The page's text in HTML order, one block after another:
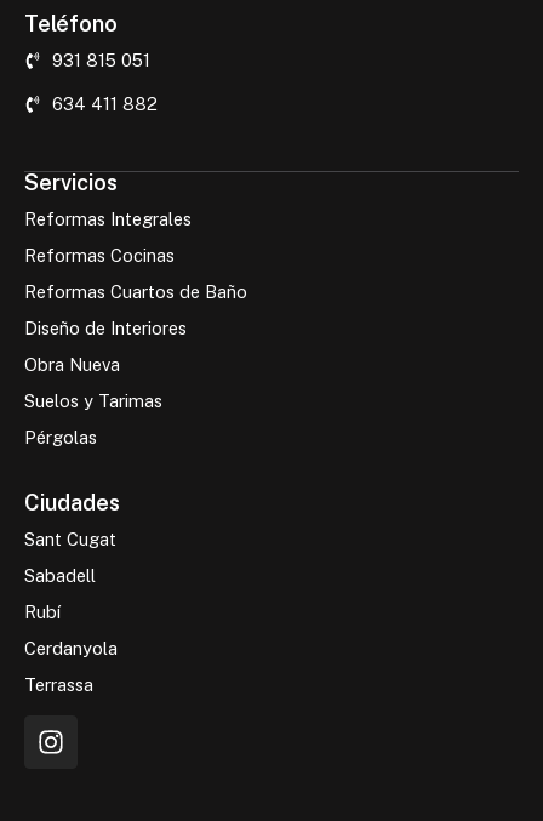
Teléfono
931 815 051
634 411 882
Servicios
Reformas Integrales
Reformas Cocinas
Reformas Cuartos de Baño
Diseño de Interiores
Obra Nueva
Suelos y Tarimas
Pérgolas
Ciudades
Sant Cugat
Sabadell
Rubí
Cerdanyola
Terrassa
I
n